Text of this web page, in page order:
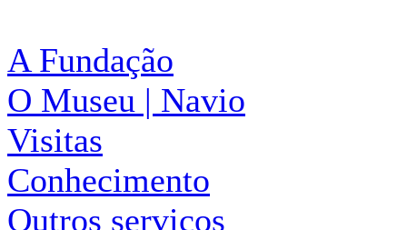
A Fundação
O Museu | Navio
Visitas
Conhecimento
Outros serviços